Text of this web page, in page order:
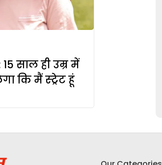
साल ही उम्र में
कि मैं स्ट्रेट हूं